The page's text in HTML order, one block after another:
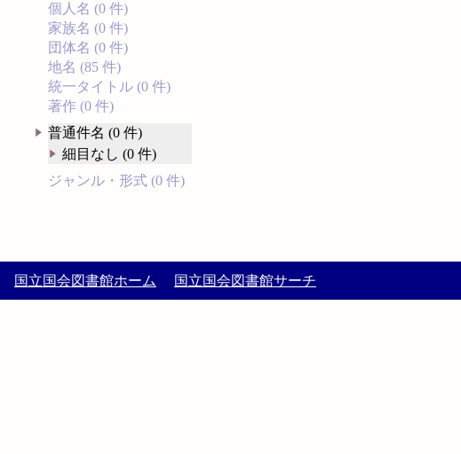
個人名 (0 件)
家族名 (0 件)
団体名 (0 件)
地名 (85 件)
統一タイトル (0 件)
著作 (0 件)
普通件名 (0 件)
細目なし (0 件)
ジャンル・形式 (0 件)
国立国会図書館ホーム 国立国会図書館サーチ